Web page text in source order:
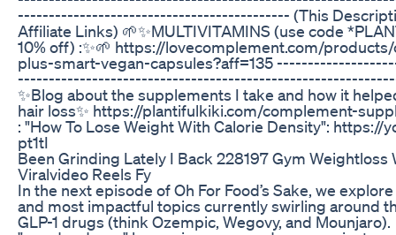
-------------------------------------------- (This
Affiliate Links) 🌱✨MULTIVITAMINS (use code
10% off) :✨🌱 https://lovecomplement.com/
plus-smart-vegan-capsules?aff=135
✨Blog about the supplements I take and how it
hair loss✨ https://plantifulkiki.com/complement-
: "How To Lose Weight With Calorie Density": https://
pt1tI
Been Grinding Lately I Back 228197 Gym
Viralvideo Reels Fy
In the next episode of Oh For Food’s Sake, we
and most impactful topics currently swirling around
GLP-1 drugs (think Ozempic, Wegovy, and